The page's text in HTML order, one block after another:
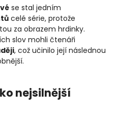
se stal jedním
celé série, protože
za obrazem hrdinky.
slov mohli čtenáři
, což učinilo její následnou
nejsilnější